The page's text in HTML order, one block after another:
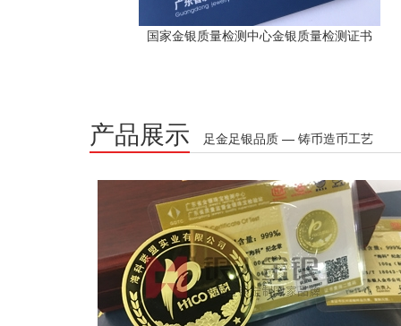
国家金银质量检测中心金银质量检测证书
产品展示 足金足银品质 — 铸币造币工艺